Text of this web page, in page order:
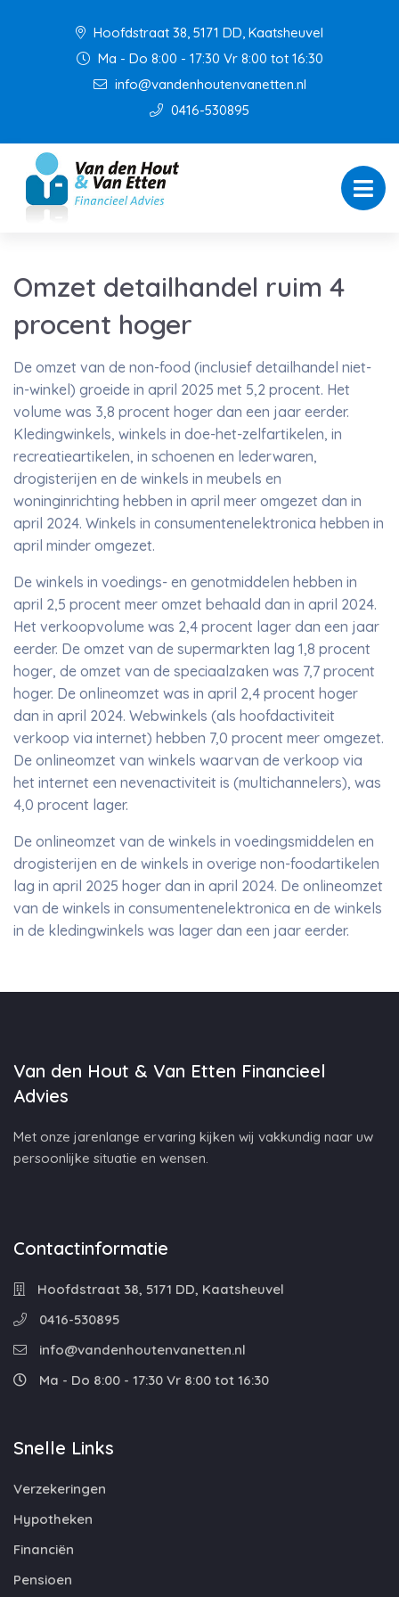
Hoofdstraat 38, 5171 DD, Kaatsheuvel
Ma - Do 8:00 - 17:30 Vr 8:00 tot 16:30
info@vandenhoutenvanetten.nl
0416-530895
Omzet detailhandel ruim 4
procent hoger
De omzet van de non-food (inclusief detailhandel niet-
in-winkel) groeide in april 2025 met 5,2 procent. Het
volume was 3,8 procent hoger dan een jaar eerder.
Kledingwinkels, winkels in doe-het-zelfartikelen, in
recreatieartikelen, in schoenen en lederwaren,
drogisterijen en de winkels in meubels en
woninginrichting hebben in april meer omgezet dan in
april 2024. Winkels in consumentenelektronica hebben in
april minder omgezet.
De winkels in voedings- en genotmiddelen hebben in
april 2,5 procent meer omzet behaald dan in april 2024.
Het verkoopvolume was 2,4 procent lager dan een jaar
eerder. De omzet van de supermarkten lag 1,8 procent
hoger, de omzet van de speciaalzaken was 7,7 procent
hoger. De onlineomzet was in april 2,4 procent hoger
dan in april 2024. Webwinkels (als hoofdactiviteit
verkoop via internet) hebben 7,0 procent meer omgezet.
De onlineomzet van winkels waarvan de verkoop via
het internet een nevenactiviteit is (multichannelers), was
4,0 procent lager.
De onlineomzet van de winkels in voedingsmiddelen en
drogisterijen en de winkels in overige non-foodartikelen
lag in april 2025 hoger dan in april 2024. De onlineomzet
van de winkels in consumentenelektronica en de winkels
in de kledingwinkels was lager dan een jaar eerder.
Van den Hout & Van Etten Financieel
Advies
Met onze jarenlange ervaring kijken wij vakkundig naar uw
persoonlijke situatie en wensen.
Contactinformatie
Hoofdstraat 38, 5171 DD, Kaatsheuvel
0416-530895
info@vandenhoutenvanetten.nl
Ma - Do 8:00 - 17:30 Vr 8:00 tot 16:30
Snelle Links
Verzekeringen
Hypotheken
Financiën
Pensioen